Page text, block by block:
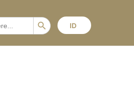
Search Button
ID